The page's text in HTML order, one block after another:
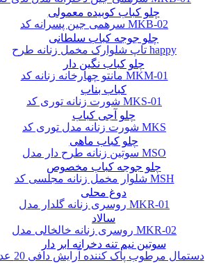
سرهمی جین پسرانه کد MKB-02
تاپ شلوارک مخمل زنانه طرح happy
مانتو چهارخانه زنانه کد MKM-01
شورت زنانه توری کد MKS-01
شورت زنانه مدل توری کد MKS
سوتین زنانه طرح دار مدل MSO
شلوار مخمل زنانه مجلسی کد MSH
روسری زنانه گلدار مدل MKR-01
روسری زنانه خالخالی مدل MKR-02
دستمال مرطوب پاک کننده آرایش دافی 20 عددی
چلو کباب کوبیده معمولی
چلو جوجه کباب سلطانی
چلو کباب نگین دار
کباب بناب
چلو آجی کباب
چلو کباب ماهی
چلو جوجه کباب مخصوص
دوغ محلی
سالاد
سوتین نیم تنه دخرانه ابر دار